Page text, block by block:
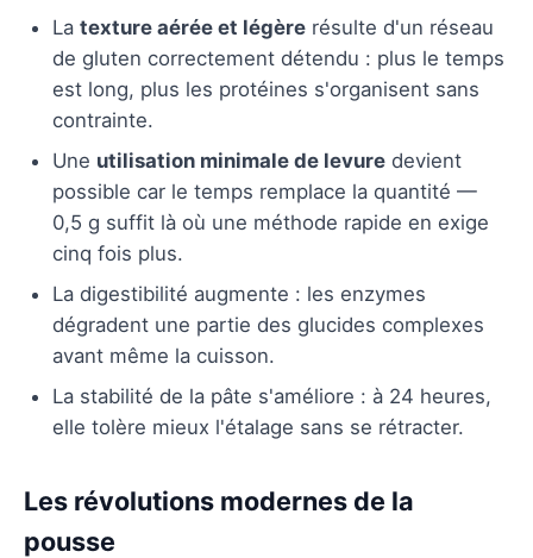
La texture aérée et légère résulte d'un réseau
de gluten correctement détendu : plus le temps
est long, plus les protéines s'organisent sans
contrainte.
Une utilisation minimale de levure devient
possible car le temps remplace la quantité —
0,5 g suffit là où une méthode rapide en exige
cinq fois plus.
La digestibilité augmente : les enzymes
dégradent une partie des glucides complexes
avant même la cuisson.
La stabilité de la pâte s'améliore : à 24 heures,
elle tolère mieux l'étalage sans se rétracter.
Les révolutions modernes de la
pousse